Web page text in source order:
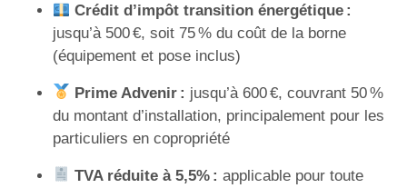
Crédit d’impôt transition énergétique :
jusqu’à 500 €, soit 75 % du coût de la borne
(équipement et pose inclus)
Prime Advenir : jusqu’à 600 €, couvrant 50 %
du montant d’installation, principalement pour les
particuliers en copropriété
TVA réduite à 5,5% : applicable pour toute